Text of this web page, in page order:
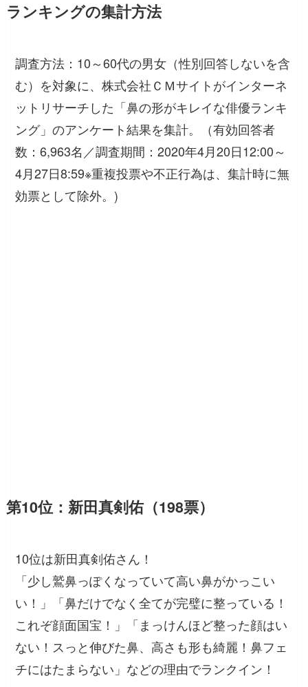
ランキングの集計方法
調査方法：10～60代の男女（性別回答しないを含
む）を対象に、株式会社ＣＭサイトがインターネ
ットリサーチした「鼻の形がキレイな俳優ランキ
ング」のアンケート結果を集計。（有効回答者
数：6,963名／調査期間：2020年4月20日12:00～
4月27日8:59※重複投票や不正行為は、集計時に無
効票として除外。)
第10位：新田真剣佑（198票）
10位は新田真剣佑さん！
「少し鷲鼻っぽくなっていて高い鼻がかっこい
い！」「鼻だけでなく全てが完璧に整っている！
これぞ顔面国宝！」「まっけんほど整った顔はい
ない！スっと伸びた鼻、高さも形も綺麗！鼻フェ
チにはたまらない」などの理由でランクイン！